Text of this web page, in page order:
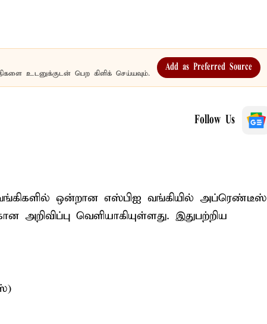
உடனுக்குடன் பெற கிளிக் செய்யவும்.
Add as Preferred Source
Follow Us
வங்கிகளில் ஒன்றான எஸ்பிஐ வங்கியில் அப்ரெண்டீஸ்
அறிவிப்பு வெளியாகியுள்ளது. இதுபற்றிய